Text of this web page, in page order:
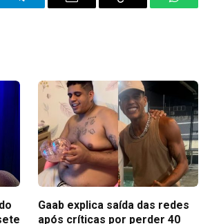
Telegram Email
Copy
WhatsApp
Gaab explica saída das redes
após críticas por perder 40